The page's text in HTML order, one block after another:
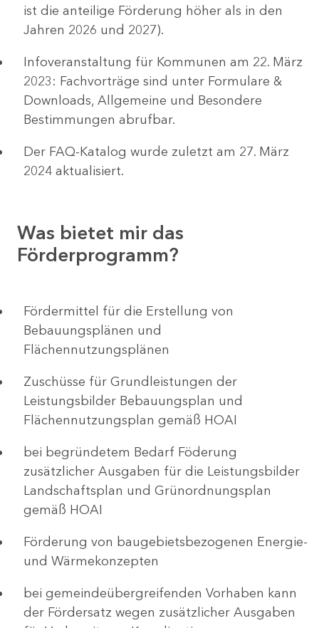
ist die anteilige Förderung höher als in den
Jahren 2026 und 2027).
Infoveranstaltung für Kommunen am 22. März
2023: Fachvorträge sind unter Formulare &
Downloads, Allgemeine und Besondere
Bestimmungen abrufbar.
Der FAQ-Katalog wurde zuletzt am 27. März
2024 aktualisiert.
Was bietet mir das
Förderprogramm?
Fördermittel für die Erstellung von
Bebauungsplänen und
Flächennutzungsplänen
Zuschüsse für Grundleistungen der
Leistungsbilder Bebauungsplan und
Flächennutzungsplan gemäß HOAI
bei begründetem Bedarf Föderung
zusätzlicher Ausgaben für die Leistungsbilder
Landschaftsplan und Grünordnungsplan
gemäß HOAI
Förderung von baugebietsbezogenen Energie-
und Wärmekonzepten
bei gemeindeübergreifenden Vorhaben kann
der Fördersatz wegen zusätzlicher Ausgaben